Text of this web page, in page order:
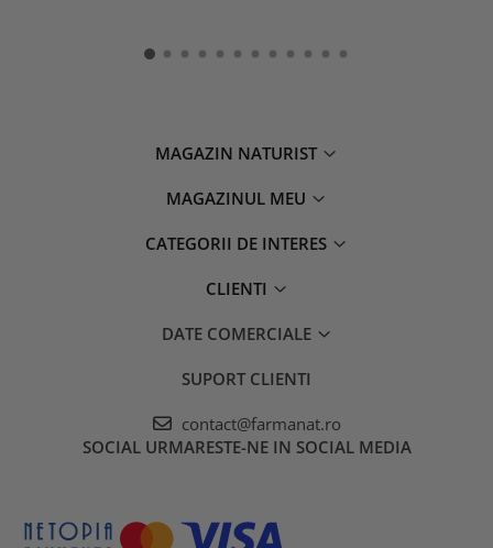
MAGAZIN NATURIST
MAGAZINUL MEU
CATEGORII DE INTERES
CLIENTI
DATE COMERCIALE
SUPORT CLIENTI
contact@farmanat.ro
SOCIAL URMARESTE-NE IN SOCIAL MEDIA